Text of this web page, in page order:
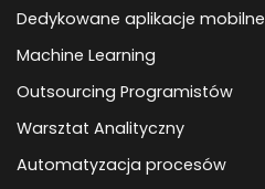
Dedykowane aplikacje mobilne
Machine Learning
Outsourcing Programistów
Warsztat Analityczny
Automatyzacja procesów